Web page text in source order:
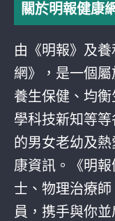
關於明報健康
由《明報》及
網》，是一個
養生保健、均
學科技新知等
的男女老幼及
康資訊。《明
士、物理治療
員，携手與你